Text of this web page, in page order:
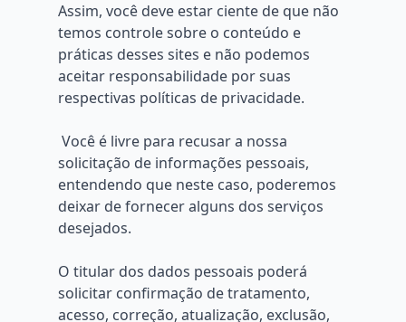
Assim, você deve estar ciente de que não
temos controle sobre o conteúdo e
práticas desses sites e não podemos
aceitar responsabilidade por suas
respectivas políticas de privacidade.
Você é livre para recusar a nossa
solicitação de informações pessoais,
entendendo que neste caso, poderemos
deixar de fornecer alguns dos serviços
desejados.
O titular dos dados pessoais poderá
solicitar confirmação de tratamento,
acesso, correção, atualização, exclusão,